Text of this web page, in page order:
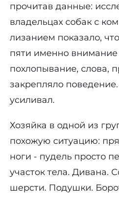
прочитав данные:
владельцах собак с
лизанием показало,
пяти именно
похлопывание, слова,
закрепляло
усиливал.
Хозяйка в одной из
похожую ситуацию:
ноги - пудель просто
участок тела. Дивана.
шерсти. Подушки.